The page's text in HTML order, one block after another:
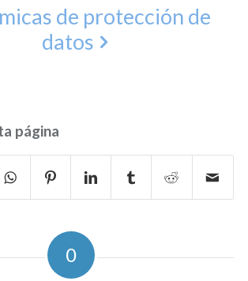
de protección de
datos
página
0